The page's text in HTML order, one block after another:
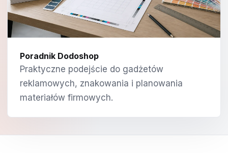
Poradnik Dodoshop
Praktyczne podejście do gadżetów
reklamowych, znakowania i planowania
materiałów firmowych.